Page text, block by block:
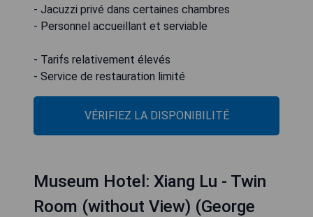
- Jacuzzi privé dans certaines chambres
- Personnel accueillant et serviable
- Tarifs relativement élevés
- Service de restauration limité
VÉRIFIEZ LA DISPONIBILITÉ
Museum Hotel: Xiang Lu - Twin
Room (without View) (George